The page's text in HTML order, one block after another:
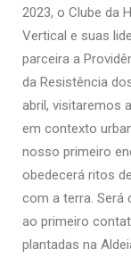
2023, o Clube da
Vertical e suas
parceira a
da Resistência
abril, visitaremos
em contexto
nosso primeiro
obedecerá ritos
com a terra. Será
ao primeiro
plantadas na